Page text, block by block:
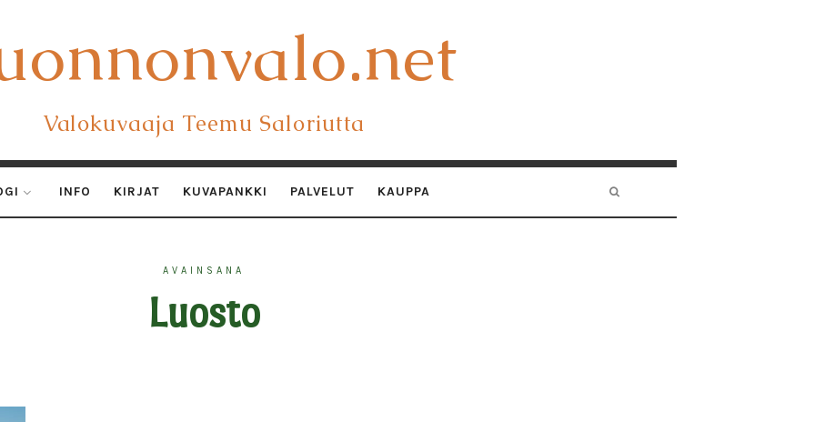
Valokuvaaja Teemu Saloriutta
INFO KIRJAT KUVAPANKKI PALVELUT KAUPPA
AVAINSANA
Luosto